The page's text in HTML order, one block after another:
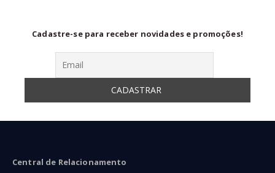
Cadastre-se para receber novidades e promoções!
Central de Relacionamento